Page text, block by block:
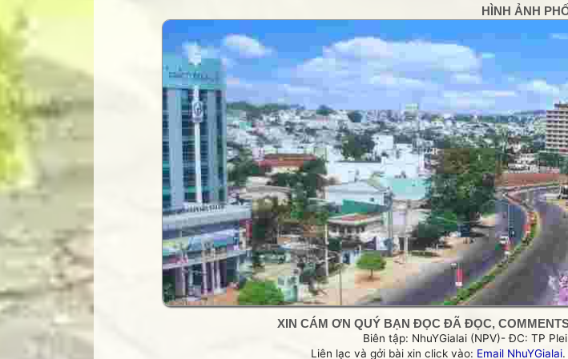
Trang Phạm Duy
Trang thơ Hoàng Nguyên Chương
Trang thơ Thụy Du
Trang thơ+ Luân Hoán
Trang VHNT Thanh niên
Truyện.com
Văn chương Việt
HÌNH ẢNH
XIN CÁM ƠN QUÝ BẠN ĐỌC ĐÃ ĐỌC,
Biên tập: NhuYGialai (NPV)- ĐC: TP
Liên lạc và gởi bài xin click vào: Email NhuYGialai.